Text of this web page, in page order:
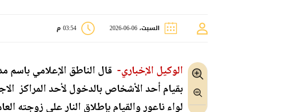
السبت، 06-06-2026 03:54 م
الوكيل الإخباري- قال الناطق الإعلامي باسم
بقيام أحد الأشخاص بالدخول لأحد المراكز
لواء ناعور والقيام بإطلاق النار على زوجته